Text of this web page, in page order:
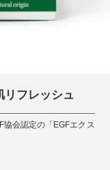
リフレッシュ
協会認定の「EGFエクス